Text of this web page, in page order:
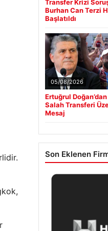
Transfer Krizi
Burhan Can Terzi
Başlatıldı
05/08/2026
Ertuğrul
Salah Transferi
Mesaj
Son Eklenen